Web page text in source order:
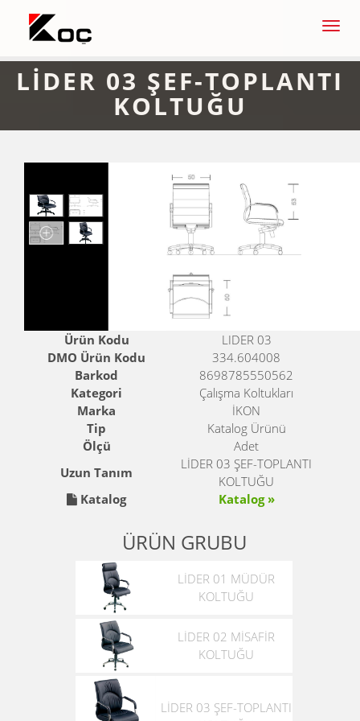
LİDER 03 ŞEF-TOPLANTI
KOLTUĞU
Ürün Kodu
LIDER 03
DMO Ürün Kodu
334.604008
Barkod
8698785550562
Kategori
Çalışma Koltukları
Marka
İKON
Tip
Katalog Ürünü
Ölçü
Adet
Uzun Tanım
LİDER 03 ŞEF-TOPLANTI
KOLTUĞU
Katalog
Katalog »
ÜRÜN GRUBU
LİDER 01 MÜDÜR
KOLTUĞU
LİDER 02 MİSAFİR
KOLTUĞU
LİDER 03 ŞEF-TOPLANTI